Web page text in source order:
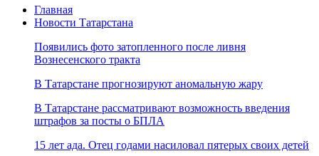
Главная
Новости Татарстана
Появились фото затопленного после ливня
Вознесенского тракта
В Татарстане прогнозируют аномальную жару
В Татарстане рассматривают возможность введения
штрафов за посты о БПЛА
15 лет ада. Отец годами насиловал пятерых своих детей